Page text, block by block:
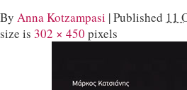
By Anna Kotzampasi |Published 11
size is 302 × 450 pixels